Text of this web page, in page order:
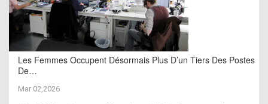
Les Femmes Occupent Désormais Plus D’un Tiers Des Postes
De…
Mar 02,2026